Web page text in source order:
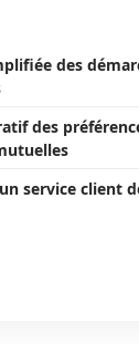
des
des
service client